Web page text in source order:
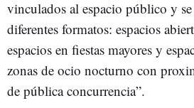
vinculados al espacio público y se
diferentes formatos: espacios
espacios en fiestas mayores y
zonas de ocio nocturno con
de pública concurrencia”.